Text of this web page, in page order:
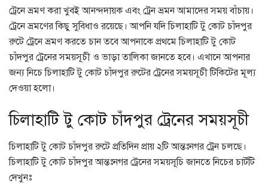
ট্রেনে ভ্রমণ করা খুবই আনন্দদায়ক এবং ট্রেন ভ্রমন আমাদের সময় বাঁচায়।
ট্রেনে ভ্রমণের কিছু সুবিধাও রয়েছে। আপনি যদি চিলাহাটি টু কোট চাঁদপুর
রুটে ট্রেনে ভ্রমণ করতে চান তবে আপনাকে প্রথমে চিলাহাটি টু কোট
চাঁদপুর ট্রেনের সময়সূচী ও ভাড়া তালিকা জানতে হবে। এখানে আপনার
জন্য নিচে চিলাহাটি টু কোট চাঁদপুর রুটের ট্রেনের সময়সূচী টিকিটের মূল্য
দেওয়া হলো।
চিলাহাটি টু কোট চাঁদপুর ট্রেনের সময়সূচী
চিলাহাটি টু কোট চাঁদপুর রুটে প্রতিদিন প্রায় ২টি আন্তঃনগর ট্রেন চলছে।
চিলাহাটি টু কোট চাঁদপুর আন্তঃনগর ট্রেনের সময়সূচি জানতে নিচের চার্টটি
দেখুনঃ